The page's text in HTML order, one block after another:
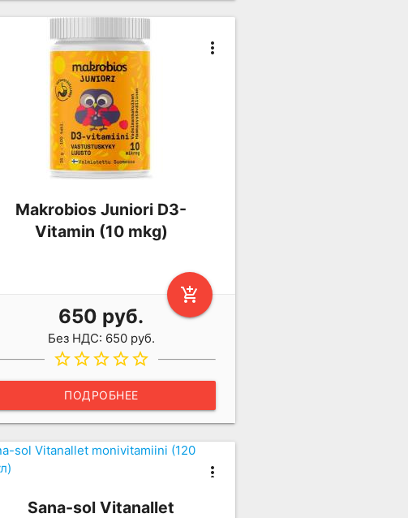
more_vert
Makrobios Juniori D3-
Vitamin (10 mkg)
add_shopping_cart
650 руб.
Без НДС: 650 руб.
star_borderstar_borderstar_borderstar_borderstar_border
ПОДРОБНЕЕ
more_vert
Sana-sol Vitanallet